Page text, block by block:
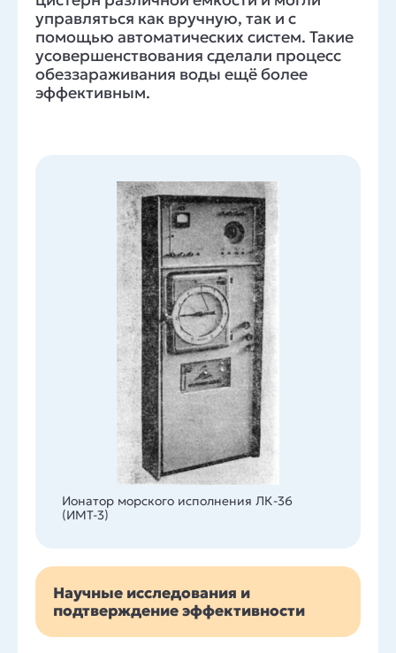
управляться как вручную, так и с
помощью автоматических систем. Такие
усовершенствования сделали процесс
обеззараживания воды ещё более
эффективным.
Ионатор морского исполнения ЛК-36
(ИМТ-3)
Научные исследования и
подтверждение эффективности